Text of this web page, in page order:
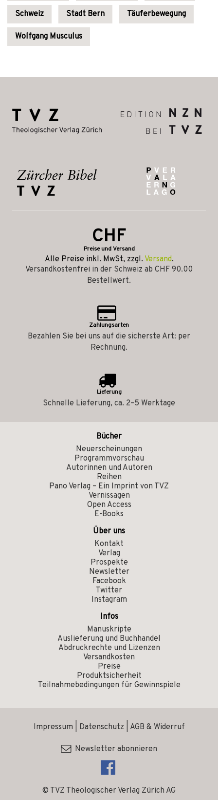
Schweiz Stadt Bern Täuferbewegung
Wolfgang Musculus
CHF
Preise und Versand
Alle Preise inkl. MwSt, zzgl. Versand.
Versandkostenfrei in der Schweiz ab CHF 90.00
Bestellwert.
Zahlungsarten
Bezahlen Sie bei uns auf die sicherste Art: per
Rechnung.
Lieferung
Schnelle Lieferung, ca. 2–5 Werktage
Bücher
Neuerscheinungen
Programmvorschau
Autorinnen und Autoren
Reihen
Pano Verlag – Ein Imprint von TVZ
Vernissagen
Open Access
E-Books
Über uns
Kontakt
Verlag
Prospekte
Newsletter
Facebook
Twitter
Instagram
Infos
Manuskripte
Auslieferung und Buchhandel
Abdruckrechte und Lizenzen
Versandkosten
Preise
Produktsicherheit
Teilnahmebedingungen für Gewinnspiele
© TVZ Theologischer Verlag Zürich AG
Impressum Datenschutz AGB & Widerruf
Newsletter abonnieren